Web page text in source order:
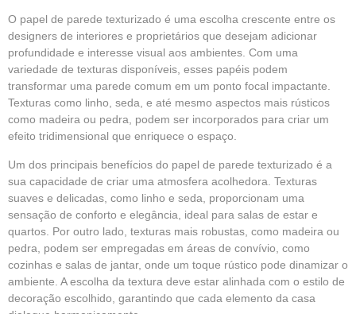
O papel de parede texturizado é uma escolha crescente entre os
designers de interiores e proprietários que desejam adicionar
profundidade e interesse visual aos ambientes. Com uma
variedade de texturas disponíveis, esses papéis podem
transformar uma parede comum em um ponto focal impactante.
Texturas como linho, seda, e até mesmo aspectos mais rústicos
como madeira ou pedra, podem ser incorporados para criar um
efeito tridimensional que enriquece o espaço.
Um dos principais benefícios do papel de parede texturizado é a
sua capacidade de criar uma atmosfera acolhedora. Texturas
suaves e delicadas, como linho e seda, proporcionam uma
sensação de conforto e elegância, ideal para salas de estar e
quartos. Por outro lado, texturas mais robustas, como madeira ou
pedra, podem ser empregadas em áreas de convívio, como
cozinhas e salas de jantar, onde um toque rústico pode dinamizar o
ambiente. A escolha da textura deve estar alinhada com o estilo de
decoração escolhido, garantindo que cada elemento da casa